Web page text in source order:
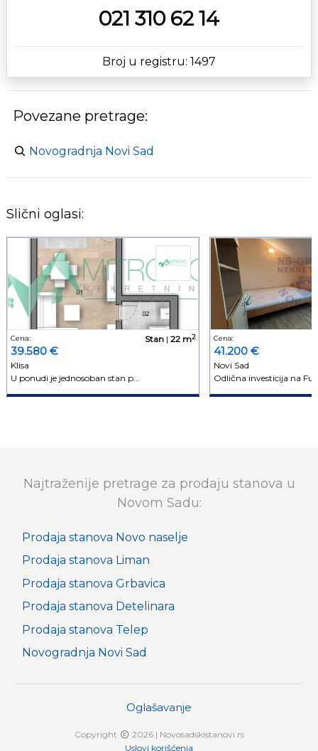
021 310 62 14
Broj u registru: 1497
Povezane pretrage:
Novogradnja Novi Sad
Slični oglasi:
Cena:
39.580 €
Stan| 22 m2
Klisa
U ponudi je jednosoban stan p...
Cena:
41.200 €
Novi Sad
Odlična investicija na
Najtraženije pretrage za prodaju stanova u
Novom Sadu:
Prodaja stanova Novo naselje
Prodaja stanova Liman
Prodaja stanova Grbavica
Prodaja stanova Detelinara
Prodaja stanova Telep
Novogradnja Novi Sad
Oglašavanje
Copyright
2026 | Novosadskistanovi.rs
Uslovi korišćenja